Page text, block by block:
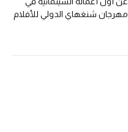
مهرجان شنغهاي الدولي للأفلام